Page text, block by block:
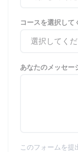
コースを選択して
あなたのメッセー
このフォームを